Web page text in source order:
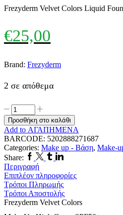
Frezyderm Velvet Colors Liquid
€25,00
Brand: Frezyderm
2 σε απόθεμα
Frezyderm
Velvet
Colors
Liquid
Foundation
SPF50
30ml
ποσότητα
Προσθήκη στο καλάθι
Add to ΑΓΑΠΗΜΕΝΑ
BARCODE: 5202888271687
Categories: Make up - Βάση, Make-
Share: Facebook
Twitter
TumblrLinkedin
Περιγραφή
Επιπλέον πληροφορίες
Τρόποι Πληρωμής
Τρόποι Αποστολής
Frezyderm Velvet Colors